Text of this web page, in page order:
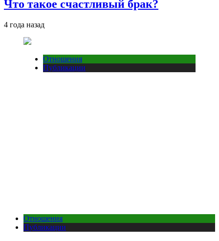
Что такое счастливый брак?
4 года назад
Отношения
Публикации
Отношения
Публикации